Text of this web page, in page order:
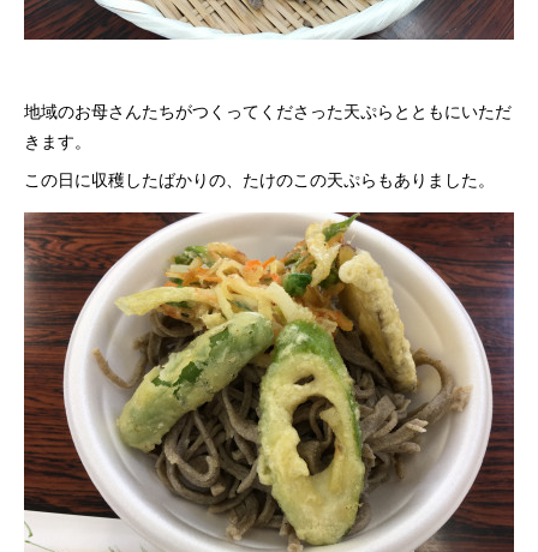
地域のお母さんたちがつくってくださった天ぷらとともにいただ
きます。
この日に収穫したばかりの、たけのこの天ぷらもありました。